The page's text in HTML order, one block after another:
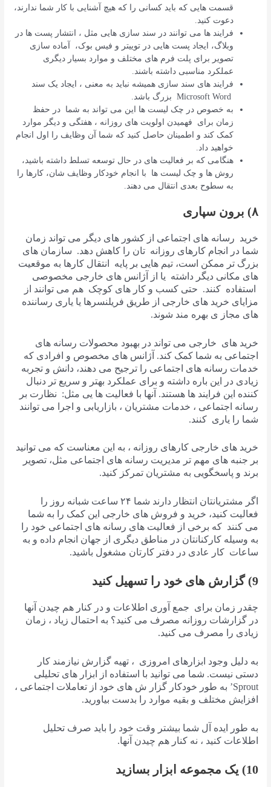
قسمت هایی که باید کسانی را که هیچ آشنایی با کار شما ندارند،
دعوت کنید.
فرایند ها می توانند در سند سازی هایی مثل ، انتشار پست ها در
وبلاگ، ایجاد پست هایی در توییتر و فیس بوک، آماده سازی
تصویر برای پلت فرم های مختلف و موارد بسیار دیگری
عملکرد مناسبی داشته باشند.
فرایند های سند سازی همیشه نباید به معنی ، ایجاد یک سند
به خصوص در چک لیست ها این می تواند به شما در حفظ
زمان برای فهمیدن اولویت های روزانه ، هفتگی و دیگر موارد
کمک کند و اطمینان حاصل کنید که شما آن وظایف را اول انجام
خواهید داد.
هنگامی که بر فعالیت های در حال توسعه تسلط داشته باشید،
روش ها و چک لیست ها با انجام خودکار وظایف شان، کارها را
به سطوح بعدی انتقال می دهند.
۸) برون سپاری
خرید رسانه های اجتماعی از کشور های دیگر می تواند زمان
شما در انجام کارهای روزانه تان را کاهش دهد. سازمان های
بزرگ تر ممکن است، تیم هایی بر پایه انتقال کارها به موقعیت
های مکانی دیگر داشته یا از آژانس های خارجی مخصوصی
استفاده کنند. حتی کسب و کار های کوچک هم می توانند از
مزایای خرید های خارجی از طریق فریلنسرها یا یاری رساننده
های مجاز ی بهره مند شوند.
خرید های خارجی می تواند در بهبود محصولات رسانه های
اجتماعی به شما کمک کند. آژانس های مخصوص و افرادی که
خدمات رسانه های اجتماعی را ترجیح می دهند، دانش و تجربه
زیادی در این باره داشته و برای عملکرد بهتر و سریع تر دنبال
کننده این فرایند ها هستند. آنها با فعالیت ها یی مثل: نظارت بر
رسانه اجتماعی ، خدمات مشتریان ، بازاریابی و اجرا می توانند
شما را یاری کنند.
خرید های خارجی کارهای روزانه ، به این معناست که می توانید
بر جنبه های مهم تر مدیریت رسانه های اجتماعی مثل، تصویر
برند و پاسخگویی به مشتریان تمرکز کنید.
اگر مشتریانتان انتظار دارند شما ۲۴ ساعت شبانه روز را
فعالیت کنید، خرید و فروش های خارجی این کمک را به شما
می کنند که برخی از فعالیت های رسانه های اجتماعی خود را
به وسیله کارکنانتان در مناطق دیگری از جهان انجام داده و به
ساعات کار عادی در دفتر کارتان مشغول باشید.
9) گزارش های خود را تسهیل کنید
چقدر زمان برای جمع آوری اطلاعات و در کنار هم چیدن آنها
در گزارشات روزانه مصرف می کنید؟ به احتمال زیاد ، زمان
زیادی را مصرف می کنید.
به دلیل وجود ابزارهای امروزی ، تهیه گزارش نیازمند کار
دستی نیست. شما می توانید با استفاده از ابزار های تحلیلی
Sprout’ به طور خودکار گزار ش های خود از تعاملات اجتماعی ،
افزایش مختلف و بقیه موارد را بدست بیاورید.
به طور ایده آل شما بیشتر وقت خود را باید صرف تحلیل
اطلاعات کنید ، نه کنار هم چیدن آنها.
10) یک مجموعه ابزار بسازید